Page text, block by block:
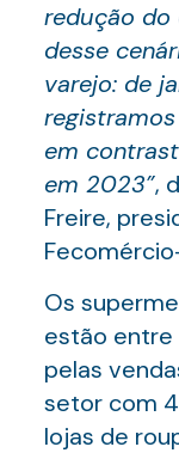
redução do
desse
varejo: de
em
em 2023”,
Freire,
Os
estão entre
pelas
setor com
lojas de